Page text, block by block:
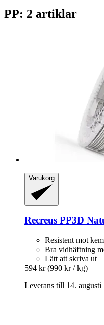
PP: 2 artiklar
Varukorg
Recreus PP3D
Resistent mot
Bra vidhäftning
Lätt att skriva ut
594 kr (990 kr / kg)
Leverans till 14. augusti